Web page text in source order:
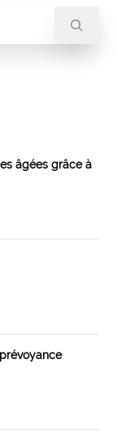
âgées grâce à